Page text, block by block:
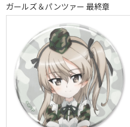
ガールズ＆パンツァー 最終章